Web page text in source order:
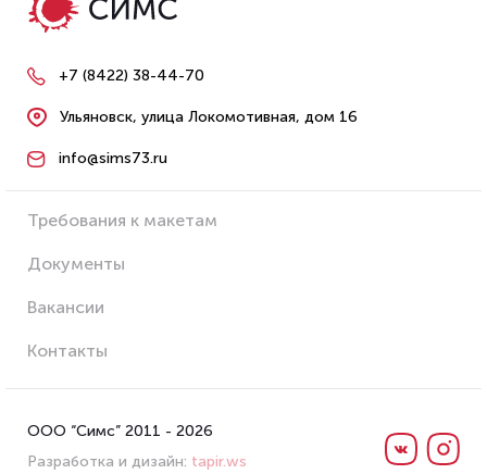
+7 (8422) 38-44-70
Ульяновск, улица Локомотивная, дом 16
info@sims73.ru
ООО “Симс” 2011 - 2026
Требования к макетам
Документы
Вакансии
Контакты
Разработка и дизайн: tapir.ws